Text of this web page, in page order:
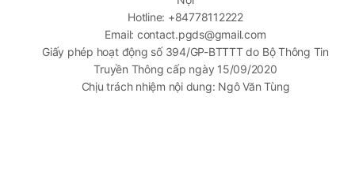
Hotline: +84778112222
Email: contact.pgds@gmail.com
Giấy phép hoạt động số 394/GP-BTTTT do Bộ Thông Tin
Truyền Thông cấp ngày 15/09/2020
Chịu trách nhiệm nội dung: Ngô Văn Tùng